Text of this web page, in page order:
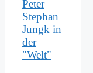
Peter
Stephan
Jungk in
der
"Welt"